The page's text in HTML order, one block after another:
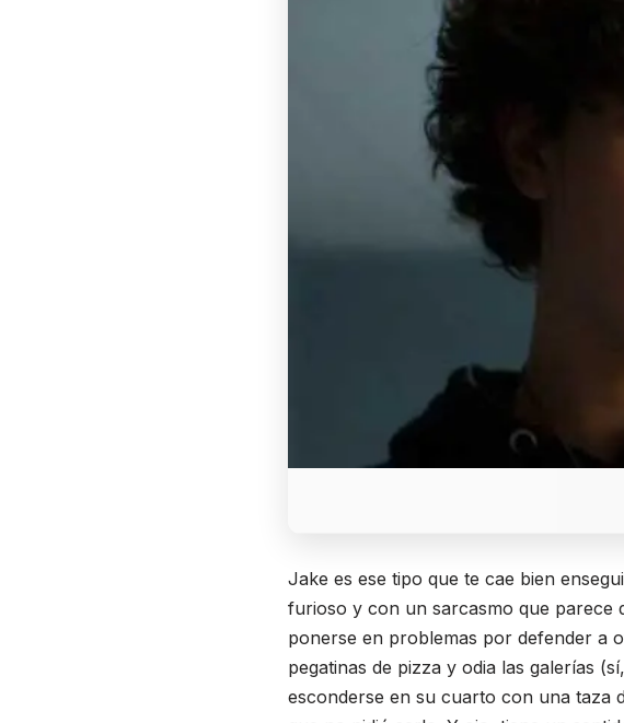
Jake es ese tipo que te cae bien
furioso y con un sarcasmo que parece
ponerse en problemas por defender a
pegatinas de pizza y odia las galerías
esconderse en su cuarto con una taza